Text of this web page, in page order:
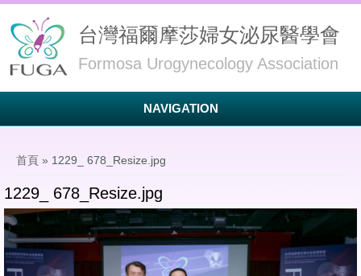
台灣福爾摩莎婦女泌尿醫學會
Formosa Urogynecology Association
NAVIGATION
首頁 » 1229_ 678_Resize.jpg
1229_ 678_Resize.jpg